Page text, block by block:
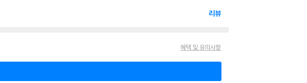
리뷰
혜택 및 유의사항